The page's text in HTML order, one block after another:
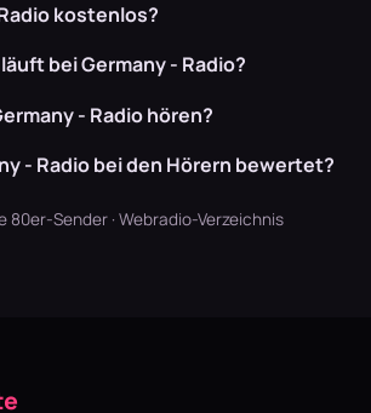
kostenlos?
bei Germany - Radio?
- Radio hören?
- Radio bei den Hörern bewertet?
80er-Sender · Webradio-Verzeichnis